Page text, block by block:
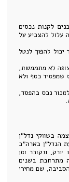
לקנות נכסים
עלול להצביע על
להפוך לנטל
לא מתממשת,
שמפסיד כסף ולא
נכס בהפסד,
בשווקי נדל"ן
הנדל"ן בארה"ב
יורק, ונקובר וסן
מתרחבת בשנים
שם מחירי